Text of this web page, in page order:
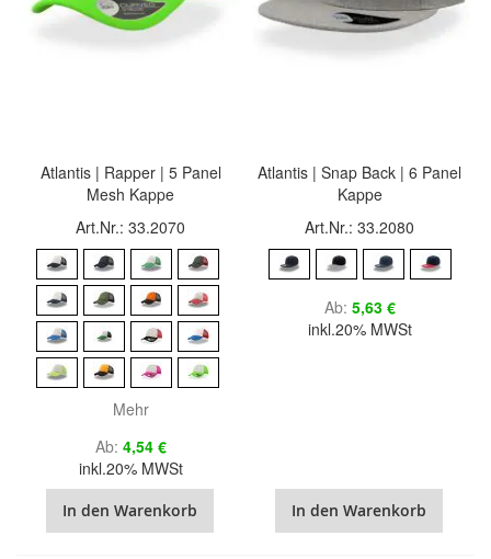
Atlantis | Rapper | 5 Panel
Mesh Kappe
Art.Nr.: 33.2070
Mehr
Ab 4,54 €
inkl.20% MWSt
In den Warenkorb
Atlantis | Snap Back | 6 Panel
Kappe
Art.Nr.: 33.2080
Ab 5,63 €
inkl.20% MWSt
In den Warenkorb